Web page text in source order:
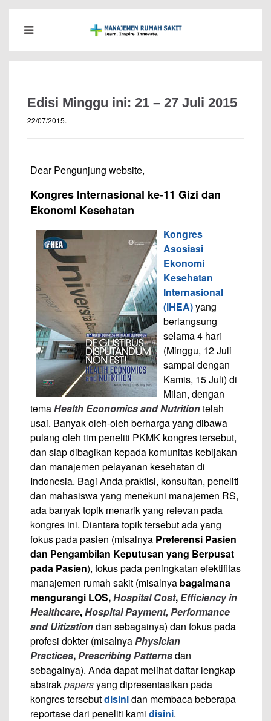
Edisi Minggu ini: 21 – 27 Juli 2015
22/07/2015.
Dear Pengunjung website,
Kongres Internasional ke-11 Gizi dan
Ekonomi Kesehatan
Kongres
Asosiasi
Ekonomi
Kesehatan
Internasional
(iHEA)yang
berlangsung
selama 4 hari
(Minggu, 12 Juli
sampai dengan
Kamis, 15 Juli) di
Milan, dengan
temaHealth Economics and Nutritiontelah
usai. Banyak oleh-oleh berharga yang dibawa
pulang oleh tim peneliti PKMK kongres tersebut,
dan siap dibagikan kepada komunitas kebijakan
dan manajemen pelayanan kesehatan di
Indonesia. Bagi Anda praktisi, konsultan, peneliti
dan mahasiswa yang menekuni manajemen RS,
ada banyak topik menarik yang relevan pada
kongres ini. Diantara topik tersebut ada yang
fokus pada pasien (misalnya Preferensi Pasien
dan Pengambilan Keputusan yang Berpusat
pada Pasien), fokus pada peningkatan efektifitas
manajemen rumah sakit (misalnya bagaimana
mengurangi LOS,Hospital Cost,Efficiency in
Healthcare,Hospital Payment, Performance
and Uitizationdan sebagainya) dan fokus pada
profesi dokter (misalnyaPhysician
Practices,Prescribing Patternsdan
sebagainya). Anda dapat melihat daftar lengkap
abstrakpapersyang dipresentasikan pada
kongres tersebutdisinidan membaca beberapa
reportase dari peneliti kami disini.